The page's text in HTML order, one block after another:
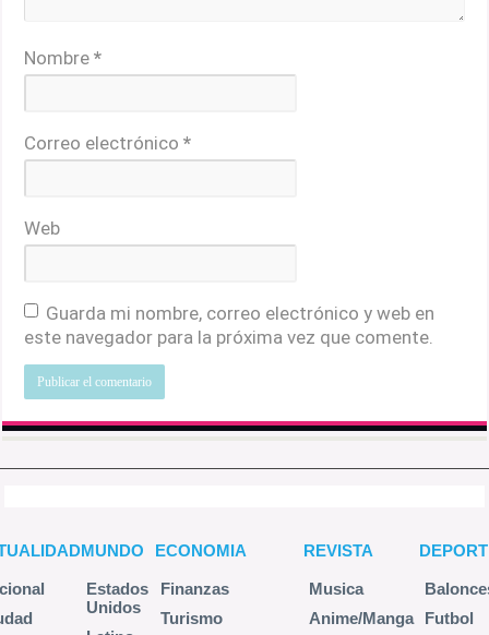
Nombre*
Correo electrónico*
Web
Guarda mi nombre, correo electrónico y web en
este navegador para la próxima vez que comente.
MUNDO
Estados
Unidos
ECONOMIA
Finanzas
Turismo
REVISTA
Musica
Anime/Manga
Futbol